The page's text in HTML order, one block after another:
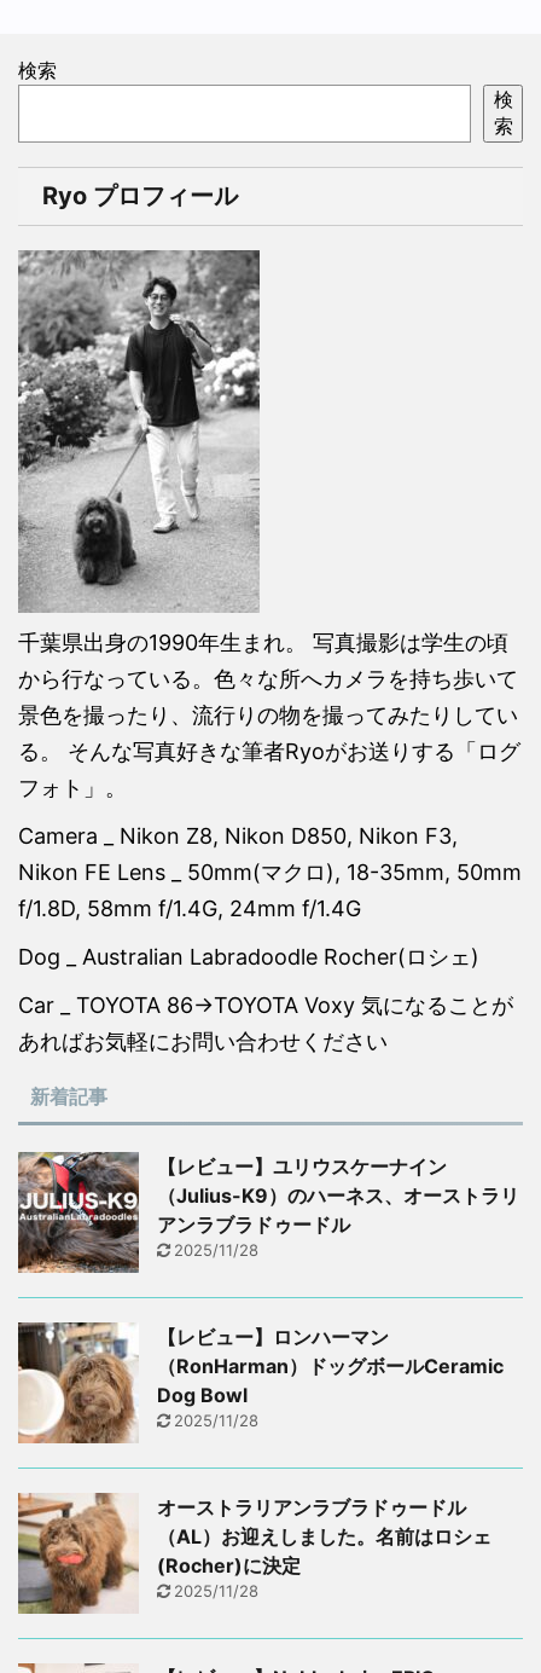
検索
検
索
Ryo プロフィール
千葉県出身の1990年生まれ。 写真撮影は学生の頃
から行なっている。色々な所へカメラを持ち歩いて
景色を撮ったり、流行りの物を撮ってみたりしてい
る。 そんな写真好きな筆者Ryoがお送りする「ログ
フォト」。
Camera _ Nikon Z8, Nikon D850, Nikon F3,
Nikon FE Lens _ 50mm(マクロ), 18-35mm, 50mm
f/1.8D, 58mm f/1.4G, 24mm f/1.4G
Dog _ Australian Labradoodle Rocher(ロシェ)
Car _ TOYOTA 86→TOYOTA Voxy 気になることが
あればお気軽にお問い合わせください
新着記事
【レビュー】ユリウスケーナイン
（Julius-K9）のハーネス、オーストラリ
アンラブラドゥードル
2025/11/28
【レビュー】ロンハーマン
（RonHarman）ドッグボールCeramic
Dog Bowl
2025/11/28
オーストラリアンラブラドゥードル
（AL）お迎えしました。名前はロシェ
(Rocher)に決定
2025/11/28